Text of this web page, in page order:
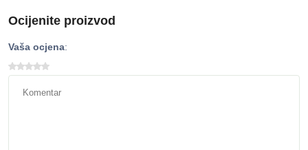
Ocijenite proizvod
Vaša ocjena: